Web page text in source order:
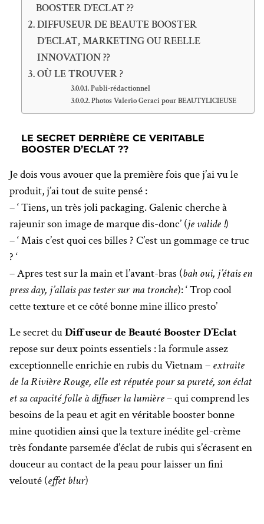
BOOSTER D’ECLAT ??
DIFFUSEUR DE BEAUTE BOOSTER
D’ECLAT, MARKETING OU REELLE
INNOVATION ??
OÙ LE TROUVER ?
Publi-rédactionnel
Photos Valerio Geraci pour BEAUTYLICIEUSE
LE SECRET DERRIÈRE CE VERITABLE
BOOSTER D’ECLAT ??
Je dois vous avouer que la première fois que j’ai vu le
produit, j’ai tout de suite pensé :
– ‘ Tiens, un très joli packaging. Galenic cherche à
rajeunir son image de marque dis-donc’ (je valide !)
– ‘ Mais c’est quoi ces billes ? C’est un gommage ce truc
? ‘
– Apres test sur la main et l’avant-bras (bah oui, j’étais en
press day, j’allais pas tester sur ma tronche): ‘ Trop cool
cette texture et ce côté bonne mine illico presto’
Le secret duDiffuseur de Beauté Booster D’Eclat
repose sur deux points essentiels : la formule assez
exceptionnelle enrichie en rubis du Vietnam – extraite
de la Rivière Rouge, elle est réputée pour sa pureté, son éclat
et sa capacité folle à diffuser la lumière– qui comprend les
besoins de la peau et agit en véritable booster bonne
mine quotidien ainsi que la texture inédite gel-crème
très fondante parsemée d’éclat de rubis qui s’écrasent en
douceur au contact de la peau pour laisser un fini
velouté (effet blur)